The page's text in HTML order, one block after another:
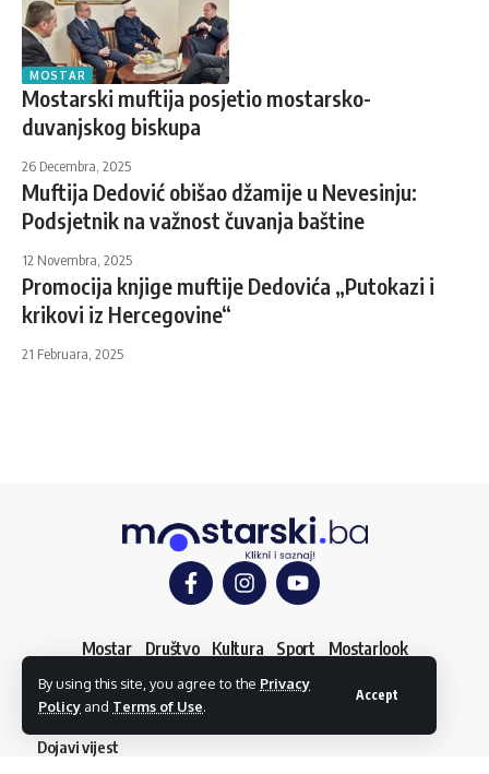
By using this site, you agree to the Privacy
Policy and Terms of Use.
Accept
MOSTAR
Mostarski muftija posjetio mostarsko-
duvanjskog biskupa
26 Decembra, 2025
Muftija Dedović obišao džamije u Nevesinju:
Podsjetnik na važnost čuvanja baštine
12 Novembra, 2025
Promocija knjige muftije Dedovića „Putokazi i
krikovi iz Hercegovine“
21 Februara, 2025
Mostar Društvo Kultura Sport Mostarlook
Dojavi vijest